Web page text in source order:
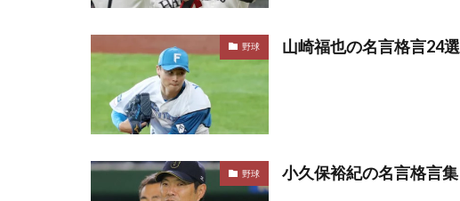
野球 山崎福也の名言格言24選
野球 小久保裕紀の名言格言集